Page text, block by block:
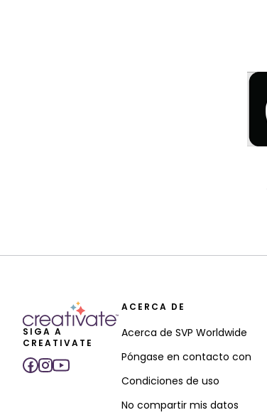
SIGA A
CREATIVATE
ACERCA DE
Acerca de SVP Worldwide
Póngase en contacto con
Condiciones de uso
No compartir mis datos